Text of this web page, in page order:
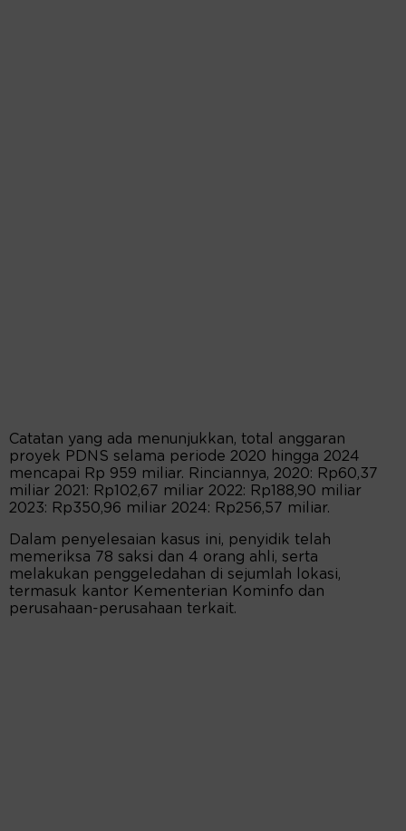
Catatan yang ada menunjukkan, total anggaran
proyek PDNS selama periode 2020 hingga 2024
mencapai Rp 959 miliar. Rinciannya, 2020: Rp60,37
miliar 2021: Rp102,67 miliar 2022: Rp188,90 miliar
2023: Rp350,96 miliar 2024: Rp256,57 miliar.
Dalam penyelesaian kasus ini, penyidik telah
memeriksa 78 saksi dan 4 orang ahli, serta
melakukan penggeledahan di sejumlah lokasi,
termasuk kantor Kementerian Kominfo dan
perusahaan-perusahaan terkait.